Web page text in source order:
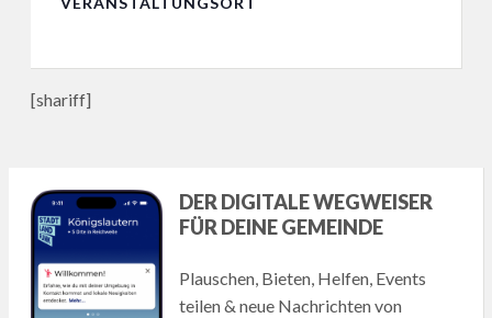
[shariff]
DER DIGITALE WEGWEISER
FÜR DEINE GEMEINDE
Plauschen, Bieten, Helfen, Events
teilen & neue Nachrichten von